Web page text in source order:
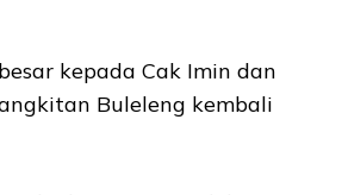
kepada Cak Imin dan
Buleleng kembali